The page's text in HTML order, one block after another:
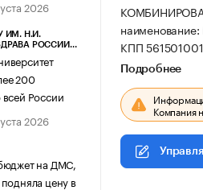
2026
ИМ. Н.И.
РОССИИ
200
всей России
2026
на ДМС,
цену в
КПП
Подробнее
Компания